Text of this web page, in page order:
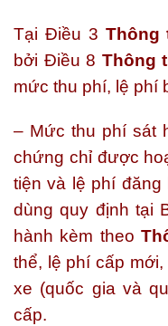
Tại Điều 3 Thông
bởi Điều 8 Thông
mức thu phí, lệ phí
– Mức thu phí sát
chứng chỉ được
tiện và lệ phí đăng
dùng quy định tại
hành kèm theo
thể, lệ phí cấp
xe (quốc gia và
cấp.